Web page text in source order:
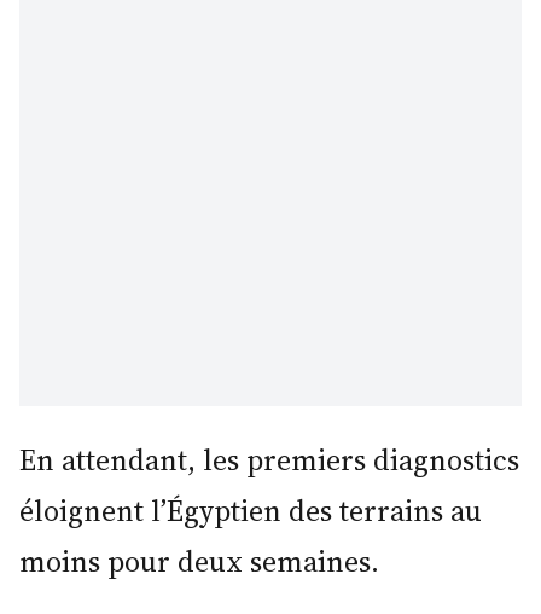
En attendant, les premiers diagnostics
éloignent l’Égyptien des terrains au
moins pour deux semaines.